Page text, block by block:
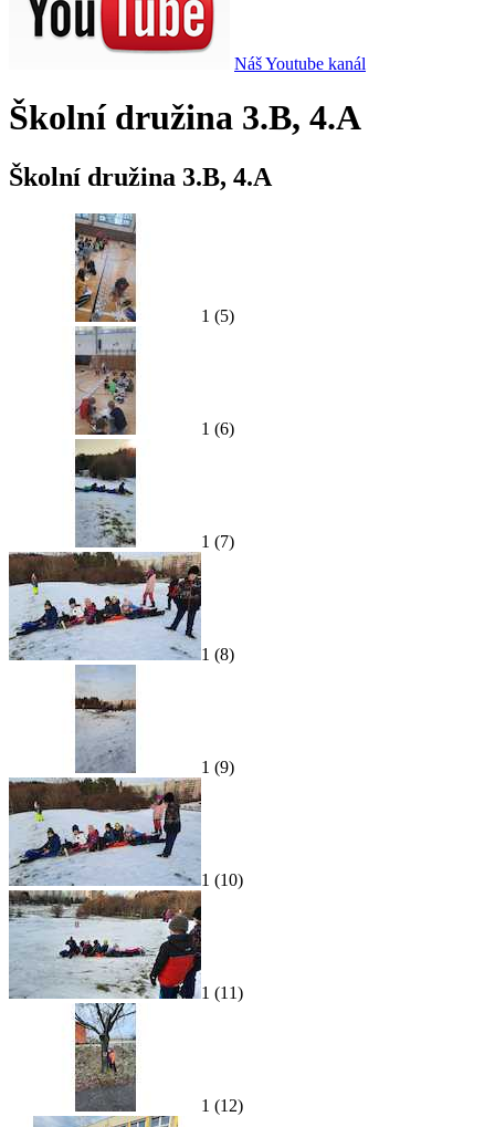
Náš Youtube kanál
Školní družina 3.B, 4.A
Školní družina 3.B, 4.A
1 (5)
1 (6)
1 (7)
1 (8)
1 (9)
1 (10)
1 (11)
1 (12)